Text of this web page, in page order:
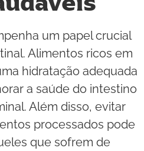
um papel crucial
Alimentos ricos em
hidratação adequada
a saúde do intestino
Além disso, evitar
processados pode
que sofrem de